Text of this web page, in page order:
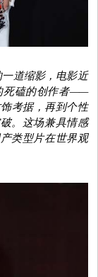
一道缩影，电影近
死磕的创作者——
考据， 再到个性
。这场兼具情感
类型片在世界观